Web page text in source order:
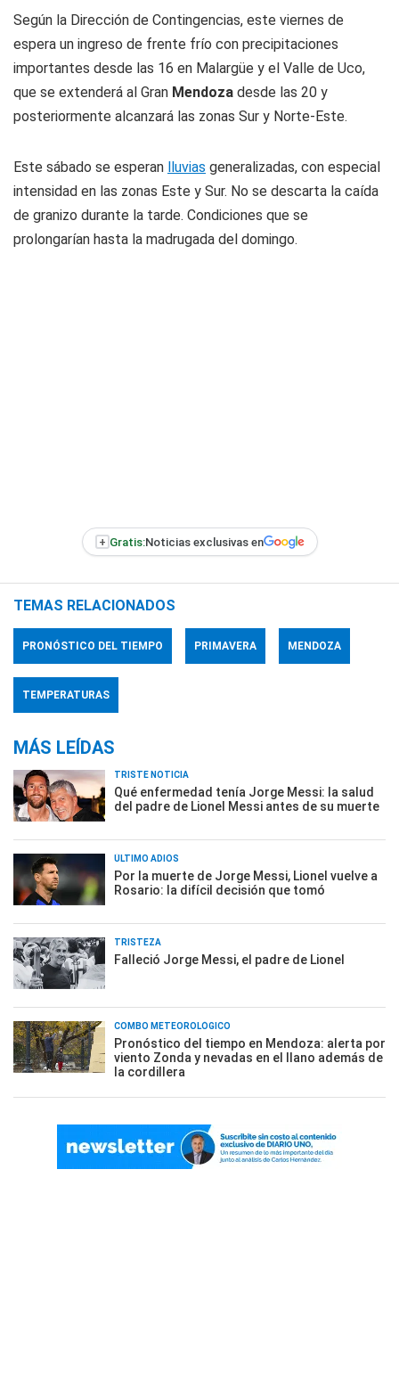
Según la Dirección de Contingencias, este viernes de
espera un ingreso de frente frío con precipitaciones
importantes desde las 16 en Malargüe y el Valle de Uco,
que se extenderá al Gran Mendoza desde las 20 y
posteriormente alcanzará las zonas Sur y Norte-Este.
Este sábado se esperan lluvias generalizadas, con especial
intensidad en las zonas Este y Sur. No se descarta la caída
de granizo durante la tarde. Condiciones que se
prolongarían hasta la madrugada del domingo.
+ Gratis:Noticias exclusivas en
TEMAS RELACIONADOS
PRONÓSTICO DEL TIEMPO PRIMAVERA MENDOZA
TEMPERATURAS
MÁS LEÍDAS
TRISTE NOTICIA
Qué enfermedad tenía Jorge Messi: la salud
del padre de Lionel Messi antes de su muerte
ÚLTIMO ADIÓS
Por la muerte de Jorge Messi, Lionel vuelve a
Rosario: la difícil decisión que tomó
TRISTEZA
Falleció Jorge Messi, el padre de Lionel
COMBO METEOROLÓGICO
Pronóstico del tiempo en Mendoza: alerta por
viento Zonda y nevadas en el llano además de
la cordillera